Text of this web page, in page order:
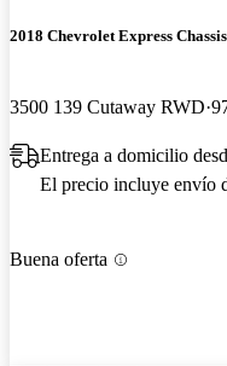
2018 Chevrolet Express Chassis
3500 139 Cutaway RWD
Entrega a domicilio
El precio incluye envío
Buena oferta